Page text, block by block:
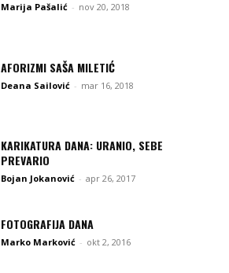
Marija Pašalić - nov 20, 2018
AFORIZMI SAŠA MILETIĆ
Deana Sailović - mar 16, 2018
KARIKATURA DANA: URANIO, SEBE
PREVARIO
Bojan Jokanović - apr 26, 2017
FOTOGRAFIJA DANA
Marko Marković - okt 2, 2016